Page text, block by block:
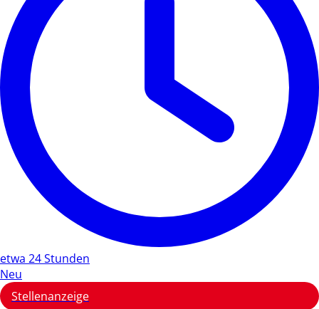
etwa 24 Stunden
Neu
Stellenanzeige